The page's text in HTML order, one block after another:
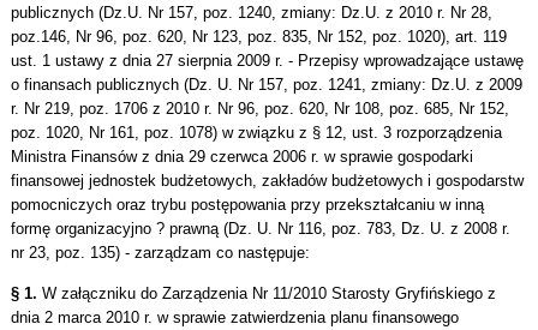
publicznych (Dz.U. Nr 157, poz. 1240, zmiany: Dz.U. z 2010 r. Nr 28,
poz.146, Nr 96, poz. 620, Nr 123, poz. 835, Nr 152, poz. 1020), art. 119
ust. 1 ustawy z dnia 27 sierpnia 2009 r. - Przepisy wprowadzające ustawę
o finansach publicznych (Dz. U. Nr 157, poz. 1241, zmiany: Dz.U. z 2009
r. Nr 219, poz. 1706 z 2010 r. Nr 96, poz. 620, Nr 108, poz. 685, Nr 152,
poz. 1020, Nr 161, poz. 1078) w związku z § 12, ust. 3 rozporządzenia
Ministra Finansów z dnia 29 czerwca 2006 r. w sprawie gospodarki
finansowej jednostek budżetowych, zakładów budżetowych i gospodarstw
pomocniczych oraz trybu postępowania przy przekształcaniu w inną
formę organizacyjno ? prawną (Dz. U. Nr 116, poz. 783, Dz. U. z 2008 r.
nr 23, poz. 135) - zarządzam co następuje:
§ 1. W załączniku do Zarządzenia Nr 11/2010 Starosty Gryfińskiego z
dnia 2 marca 2010 r. w sprawie zatwierdzenia planu finansowego